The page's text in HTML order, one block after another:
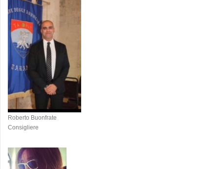
Roberto Buonfrate
Consigliere